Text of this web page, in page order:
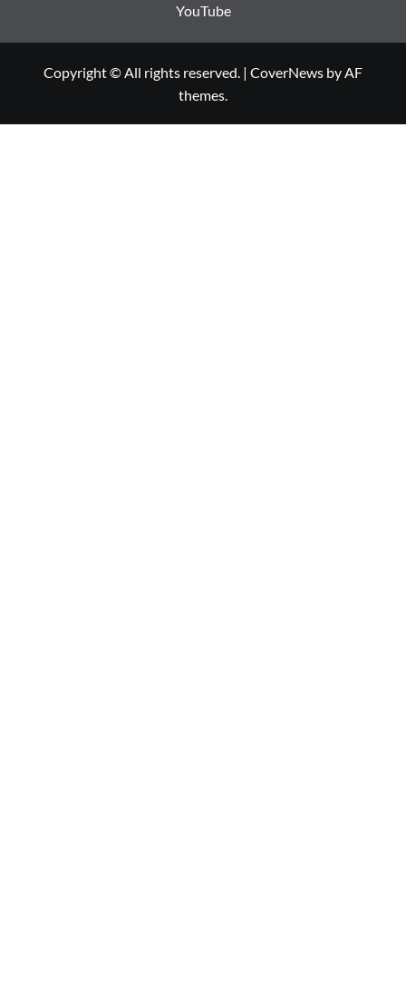
YouTube
Copyright © All rights reserved. | CoverNews by AF
themes.